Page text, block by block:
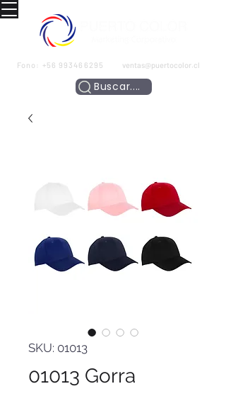
Fono: +56 993466295 ventas@puertocolor.cl
Buscar....
SKU: 01013
01013 Gorra